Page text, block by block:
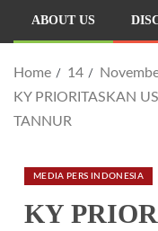
ABOUT US
Home 14
KY PRIORITASKAN
TANNUR
MEDIA PERS INDONESIA
KY